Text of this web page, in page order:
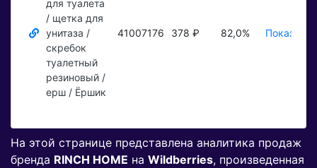
для туалета
/ щетка для
унитаза /
скребок
туалетный
резиновый /
ерш / Ёршик
41007176 378 ₽ 82,0% Показать
На этой странице представлена аналитика продаж
бренда RINCH HOME на Wildberries, произведенная